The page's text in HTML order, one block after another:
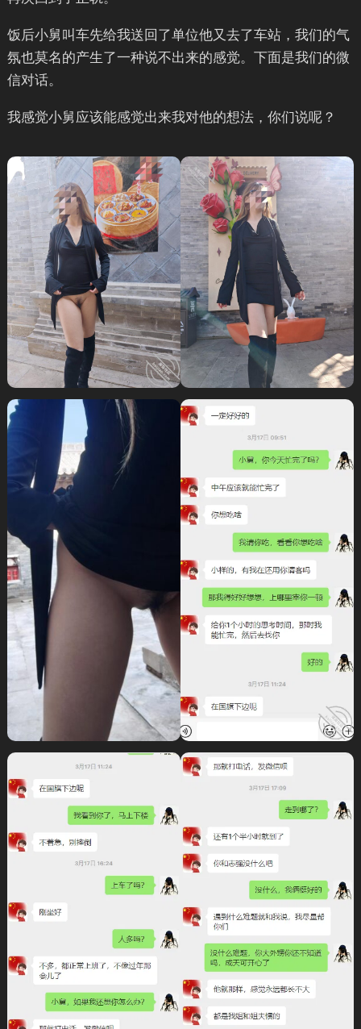
饭后小舅叫车先给我送回了单位他又去了车站，我们的气
氛也莫名的产生了一种说不出来的感觉。下面是我们的微
信对话。
我感觉小舅应该能感觉出来我对他的想法，你们说呢？